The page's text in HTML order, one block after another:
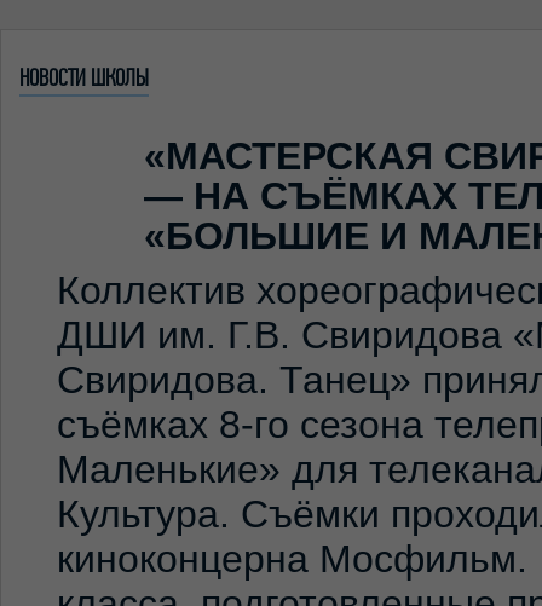
НОВОСТИ ШКОЛЫ
«МАСТЕРСКАЯ
— НА СЪЁМКАХ
«БОЛЬШИЕ И
Коллектив
ДШИ им. Г.В. Свиридова
Свиридова. Танец»
съёмках 8-го сезона
Маленькие» для
Культура. Съёмки
киноконцерна Мосфильм.